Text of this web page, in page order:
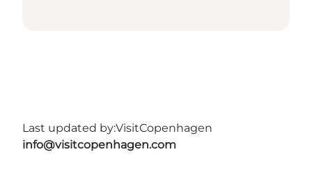
Last updated by:VisitCopenhagen
info@visitcopenhagen.com